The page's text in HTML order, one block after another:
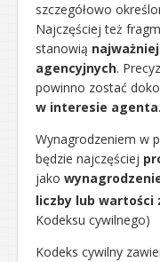
szczegółowo
Najczęściej też
stanowią
agencyjnych.
powinno zostać
w interesie agenta.
Wynagrodzeniem w
będzie najczęściej
jako
liczby lub wartości
Kodeksu cywilnego)
Kodeks cywilny